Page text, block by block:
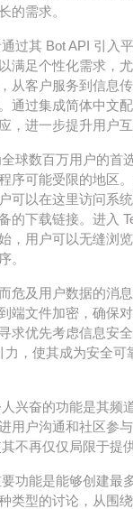
的需求。
过其 Bot API 引入
满足个性化需求，尤
从客户服务到信息
通过集成简体中文
，进一步提升用户互
球数百万用户的首
序可能受限的地区
可以在这里访问系
的下载链接。进入
，用户可以无缝浏
。
危及用户数据的消
端文件加密，确保
求优先考虑信息安
力，使其成为安全可
兴奋的功能是其频
用户沟通和社区参
不再仅仅局限于提
功能是能够创建最
类型的讨论，从围